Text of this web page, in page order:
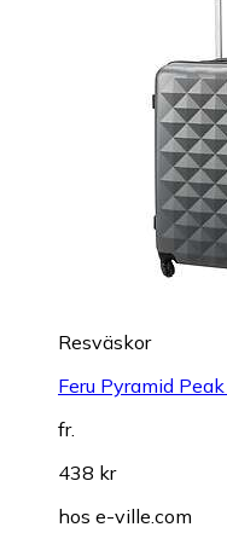
Resväskor
Feru Pyramid
fr.
438 kr
hos e-ville.com